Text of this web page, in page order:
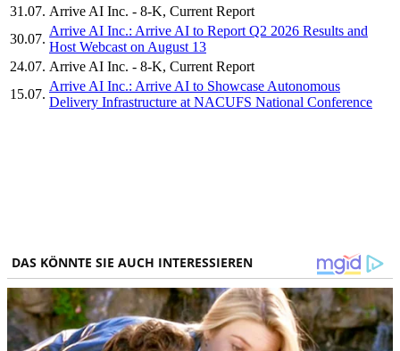
31.07. Arrive AI Inc. - 8-K, Current Report
30.07.
Arrive AI Inc.: Arrive AI to Report Q2 2026 Results and
Host Webcast on August 13
24.07. Arrive AI Inc. - 8-K, Current Report
15.07.
Arrive AI Inc.: Arrive AI to Showcase Autonomous
Delivery Infrastructure at NACUFS National Conference